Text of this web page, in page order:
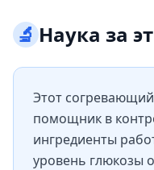
🔬Наука за
Этот
помощник в
ингредиенты
уровень глюкозы